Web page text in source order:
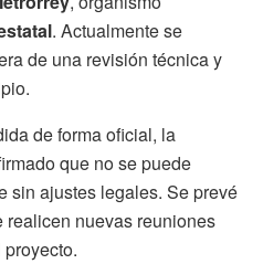
. Actualmente se
de una revisión técnica y
de forma oficial, la
que no se puede
sin ajustes legales. Se prevé
nuevas reuniones